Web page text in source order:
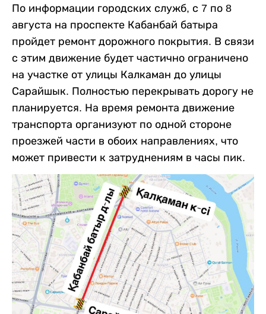
По информации городских служб, с 7 по 8
августа на проспекте Кабанбай батыра
пройдет ремонт дорожного покрытия. В связи
с этим движение будет частично ограничено
на участке от улицы Калкаман до улицы
Сарайшык. Полностью перекрывать дорогу не
планируется. На время ремонта движение
транспорта организуют по одной стороне
проезжей части в обоих направлениях, что
может привести к затруднениям в часы пик.